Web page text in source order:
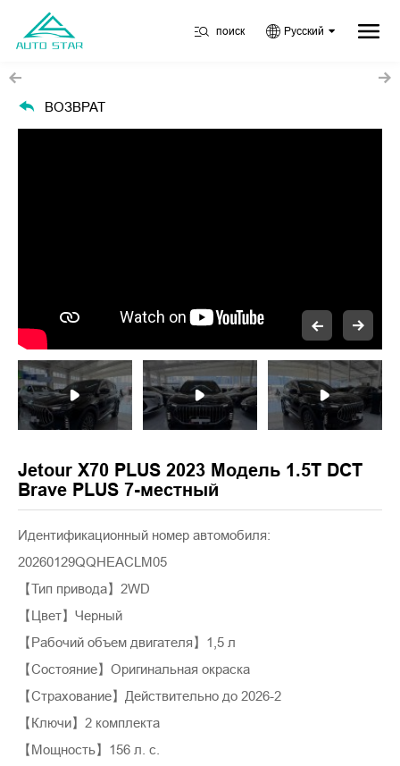
поиск Русский
ВОЗВРАТ
Jetour X70 PLUS 2023 Модель 1.5T DCT
Brave PLUS 7-местный
Идентификационный номер автомобиля:
20260129QQHEACLM05
【Тип привода】2WD
【Цвет】Черный
【Рабочий объем двигателя】1,5 л
【Состояние】Оригинальная окраска
【Страхование】Действительно до 2026-2
【Ключи】2 комплекта
【Мощность】156 л. с.